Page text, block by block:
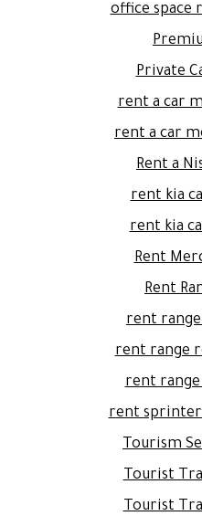
office space
Private
rent a car
rent a car
Rent a
rent kia
rent kia
Rent
Rent
rent
rent range
rent
rent sprinter
Tourism
Tourist
Tourist